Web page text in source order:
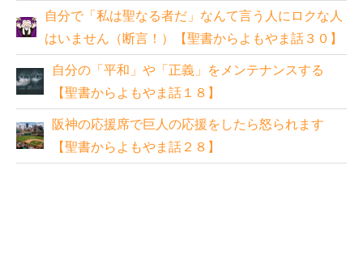
自分で「私は聖なる者だ」なんて言う人にロクな人
はいません（断言！）【聖書からよもやま話３０】
自分の「平和」や「正義」をメンテナンスする
【聖書からよもやま話１８】
阪神の応援席で巨人の応援をしたら怒られます
【聖書からよもやま話２８】